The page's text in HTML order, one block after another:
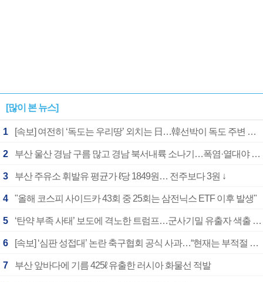
[많이 본 뉴스]
1 [속보] 여전히 ‘독도는 우리땅’ 외치는 日…韓선박이 독도 주변 해양조사 활동하자 반발
2 부산 울산 경남 구름 많고 경남 북서내륙 소나기…폭염·열대야 계속
3 부산 주유소 휘발유 평균가 ℓ당 1849원… 전주보다 3원 ↓
4 "올해 코스피 사이드카 43회 중 25회는 삼전닉스 ETF 이후 발생"
5 ‘탄약 부족 사태’ 보도에 격노한 트럼프…군사기밀 유출자 색출 지시
6 [속보] ‘심판 성접대’ 논란 축구협회 공식 사과…“현재는 부적절 행위 없어”
7 부산 앞바다에 기름 425ℓ 유출한 러시아 화물선 적발